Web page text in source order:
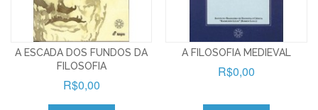
A ESCADA DOS FUNDOS DA
FILOSOFIA
R$0,00
A FILOSOFIA MEDIEVAL
R$0,00